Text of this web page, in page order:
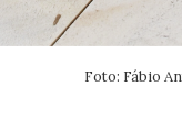
Foto: Fábio